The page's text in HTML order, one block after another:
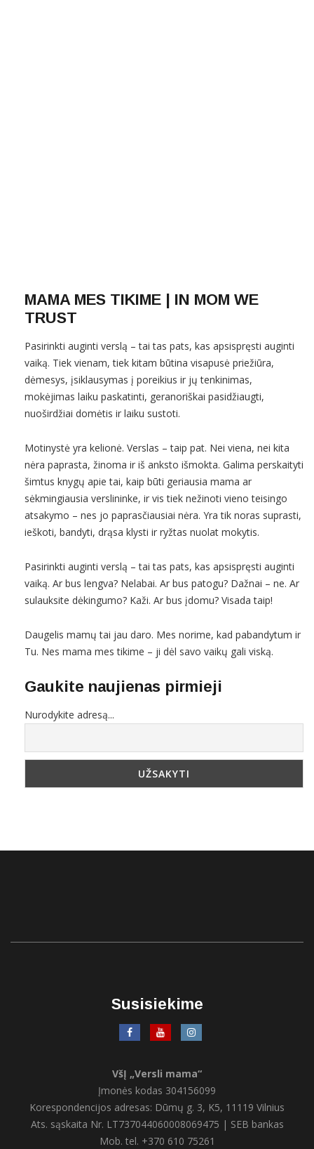
MAMA MES TIKIME | IN MOM WE
TRUST
Pasirinkti auginti verslą – tai tas pats, kas apsispręsti auginti
vaiką. Tiek vienam, tiek kitam būtina visapusė priežiūra,
dėmesys, įsiklausymas į poreikius ir jų tenkinimas,
mokėjimas laiku paskatinti, geranoriškai pasidžiaugti,
nuoširdžiai domėtis ir laiku sustoti.
Motinystė yra kelionė. Verslas – taip pat. Nei viena, nei kita
nėra paprasta, žinoma ir iš anksto išmokta. Galima perskaityti
šimtus knygų apie tai, kaip būti geriausia mama ar
sėkmingiausia verslininke, ir vis tiek nežinoti vieno teisingo
atsakymo – nes jo paprasčiausiai nėra. Yra tik noras suprasti,
ieškoti, bandyti, drąsa klysti ir ryžtas nuolat mokytis.
Pasirinkti auginti verslą – tai tas pats, kas apsispręsti auginti
vaiką. Ar bus lengva? Nelabai. Ar bus patogu? Dažnai – ne. Ar
sulauksite dėkingumo? Kaži. Ar bus įdomu? Visada taip!
Daugelis mamų tai jau daro. Mes norime, kad pabandytum ir
Tu. Nes mama mes tikime – ji dėl savo vaikų gali viską.
Gaukite naujienas pirmieji
Nurodykite adresą...
Susisiekime
VšĮ „Versli mama“
Įmonės kodas 304156099
Korespondencijos adresas: Dūmų g. 3, K5, 11119 Vilnius
Ats. sąskaita Nr. LT737044060008069475 | SEB bankas
Mob. tel. +370 610 75261